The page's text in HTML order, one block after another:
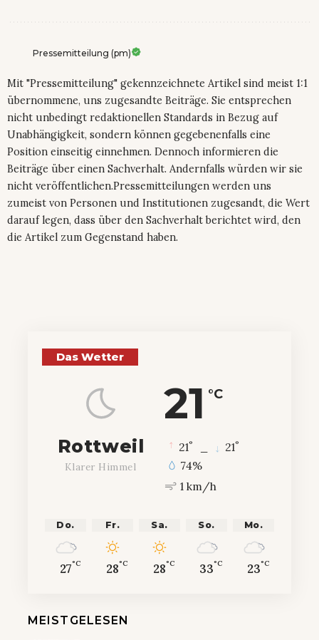
Pressemitteilung (pm)
Mit "Pressemitteilung" gekennzeichnete Artikel sind meist 1:1
übernommene, uns zugesandte Beiträge. Sie entsprechen
nicht unbedingt redaktionellen Standards in Bezug auf
Unabhängigkeit, sondern können gegebenenfalls eine
Position einseitig einnehmen. Dennoch informieren die
Beiträge über einen Sachverhalt. Andernfalls würden wir sie
nicht veröffentlichen.Pressemitteilungen werden uns
zumeist von Personen und Institutionen zugesandt, die Wert
darauf legen, dass über den Sachverhalt berichtet wird, den
die Artikel zum Gegenstand haben.
Das Wetter
21 °C
Rottweil
Klarer Himmel
21° 21°
74%
1 km/h
Do.
27°C
Fr.
28°C
Sa.
28°C
So.
33°C
Mo.
23°C
MEISTGELESEN